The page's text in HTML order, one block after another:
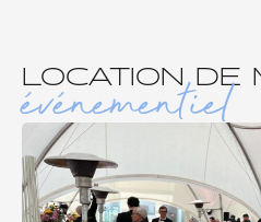
LOCATION DE
événementiel